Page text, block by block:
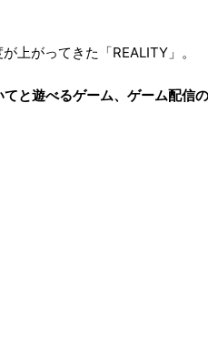
上がってきた「REALITY」。
と遊べるゲーム、ゲーム配信